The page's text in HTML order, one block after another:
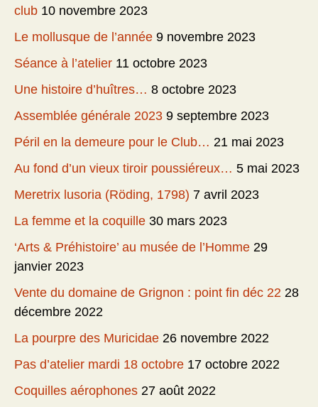
club 10 novembre 2023
Le mollusque de l’année 9 novembre 2023
Séance à l’atelier 11 octobre 2023
Une histoire d’huîtres… 8 octobre 2023
Assemblée générale 2023 9 septembre 2023
Péril en la demeure pour le Club… 21 mai 2023
Au fond d’un vieux tiroir poussiéreux… 5 mai 2023
Meretrix lusoria (Röding, 1798) 7 avril 2023
La femme et la coquille 30 mars 2023
‘Arts & Préhistoire’ au musée de l’Homme 29
janvier 2023
Vente du domaine de Grignon : point fin déc 22 28
décembre 2022
La pourpre des Muricidae 26 novembre 2022
Pas d’atelier mardi 18 octobre 17 octobre 2022
Coquilles aérophones 27 août 2022